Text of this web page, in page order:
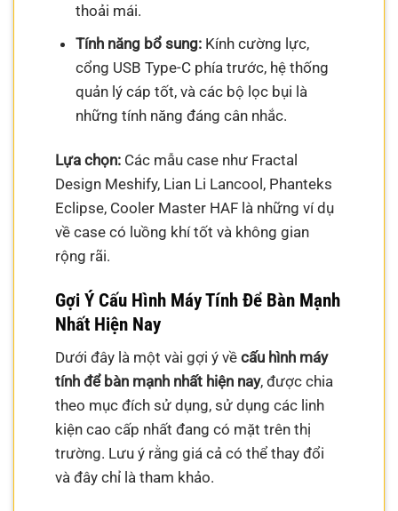
thoải mái.
Tính năng bổ sung:Kính cường lực,
cổng USB Type-C phía trước, hệ thống
quản lý cáp tốt, và các bộ lọc bụi là
những tính năng đáng cân nhắc.
Lựa chọn: Các mẫu case như Fractal
Design Meshify, Lian Li Lancool, Phanteks
Eclipse, Cooler Master HAF là những ví dụ
về case có luồng khí tốt và không gian
rộng rãi.
Gợi Ý Cấu Hình Máy Tính Để Bàn Mạnh
Nhất Hiện Nay
Dưới đây là một vài gợi ý vềcấu hình máy
tính để bàn mạnh nhất hiện nay, được chia
theo mục đích sử dụng, sử dụng các linh
kiện cao cấp nhất đang có mặt trên thị
trường. Lưu ý rằng giá cả có thể thay đổi
và đây chỉ là tham khảo.